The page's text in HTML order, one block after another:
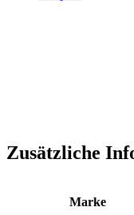
Zusätzliche
Marke